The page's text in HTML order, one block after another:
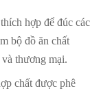
hợp để đúc các
bộ đồ ăn chất
thương mại.
chất được phê